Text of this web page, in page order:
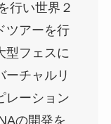
行い世界２
ツアーを行
型フェスに
ーチャルリ
レーション
の開発を